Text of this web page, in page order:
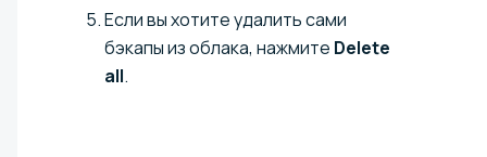
Если вы хотите удалить сами
бэкапы из облака, нажмите Delete
all.